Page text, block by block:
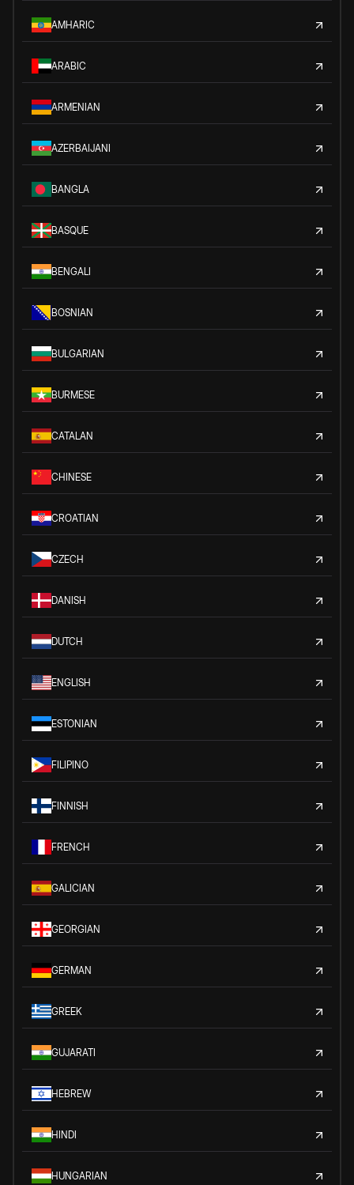
AMHARIC
ARABIC
ARMENIAN
AZERBAIJANI
BANGLA
BASQUE
BENGALI
BOSNIAN
BULGARIAN
BURMESE
CATALAN
CHINESE
CROATIAN
CZECH
DANISH
DUTCH
ENGLISH
ESTONIAN
FILIPINO
FINNISH
FRENCH
GALICIAN
GEORGIAN
GERMAN
GREEK
GUJARATI
HEBREW
HINDI
HUNGARIAN